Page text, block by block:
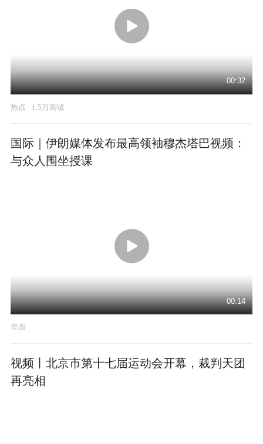
00:32
热点 1.5万阅读
国际｜伊朗媒体发布最高领袖穆杰塔巴视频：
与众人围坐授课
00:14
世面
视频丨北京市第十七届运动会开幕，裁判天团
再亮相